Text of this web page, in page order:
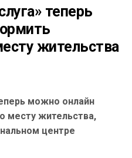
теперь
жительства
можно онлайн
месту жительства,
центре